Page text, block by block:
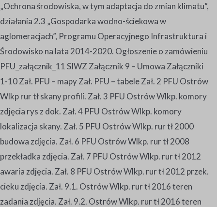
„Ochrona środowiska, w tym adaptacja do zmian klimatu”,
działania 2.3 „Gospodarka wodno-ściekowa w
aglomeracjach”, Programu Operacyjnego Infrastruktura i
Środowisko na lata 2014-2020. Ogłoszenie o zamówieniu
PFU_załącznik_11 SIWZ Załącznik 9 – Umowa Załączniki
1-10 Zał. PFU – mapy Zał. PFU – tabele Zał. 2 PFU Ostrów
Wlkp rur tł skany profili. Zał. 3 PFU Ostrów Wlkp. komory
zdjęcia rys z dok. Zał. 4 PFU Ostrów Wlkp. komory
lokalizacja skany. Zał. 5 PFU Ostrów Wlkp. rur tł 2000
budowa zdjęcia. Zał. 6 PFU Ostrów Wlkp. rur tł 2008
przekładka zdjęcia. Zał. 7 PFU Ostrów Wlkp. rur tł 2012
awaria zdjęcia. Zał. 8 PFU Ostrów Wlkp. rur tł 2012 przek.
cieku zdjęcia. Zał. 9.1. Ostrów Wlkp. rur tł 2016 teren
zadania zdjęcia. Zał. 9.2. Ostrów Wlkp. rur tł 2016 teren